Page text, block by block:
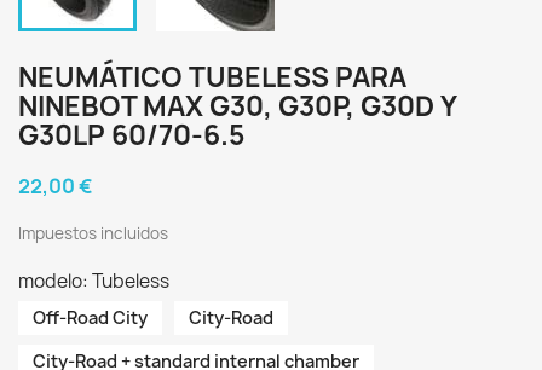
NEUMÁTICO TUBELESS PARA
NINEBOT MAX G30, G30P, G30D Y
G30LP 60/70-6.5
22,00 €
Impuestos incluidos
modelo: Tubeless
Off-Road City
City-Road
City-Road + standard internal chamber